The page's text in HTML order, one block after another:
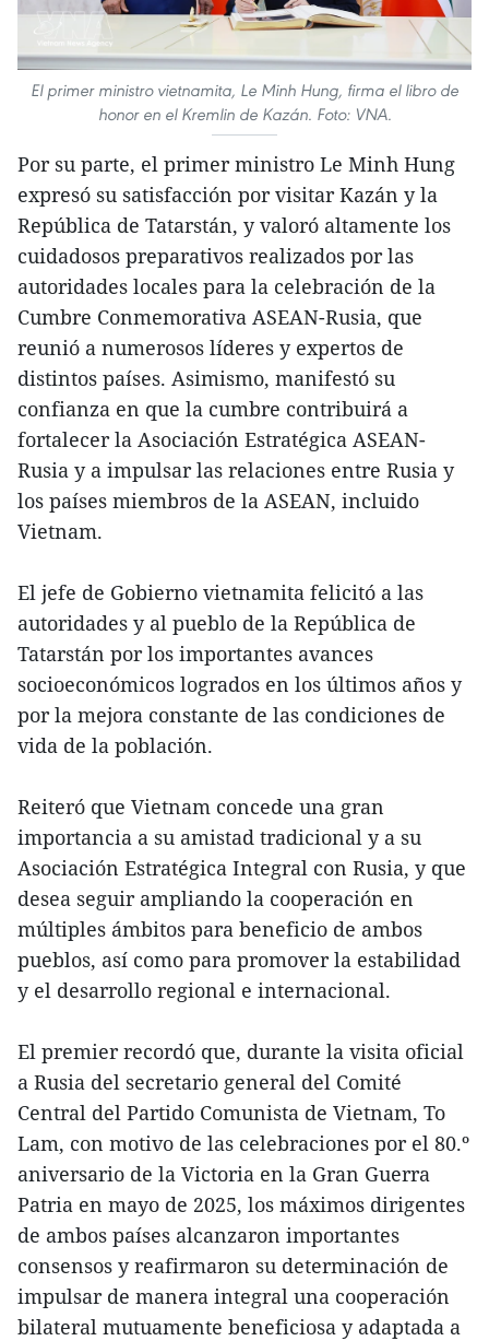
El primer ministro vietnamita, Le Minh Hung, firma el libro de
honor en el Kremlin de Kazán. Foto: VNA.
Por su parte, el primer ministro Le Minh Hung
expresó su satisfacción por visitar Kazán y la
República de Tatarstán, y valoró altamente los
cuidadosos preparativos realizados por las
autoridades locales para la celebración de la
Cumbre Conmemorativa ASEAN-Rusia, que
reunió a numerosos líderes y expertos de
distintos países. Asimismo, manifestó su
confianza en que la cumbre contribuirá a
fortalecer la Asociación Estratégica ASEAN-
Rusia y a impulsar las relaciones entre Rusia y
los países miembros de la ASEAN, incluido
Vietnam.
El jefe de Gobierno vietnamita felicitó a las
autoridades y al pueblo de la República de
Tatarstán por los importantes avances
socioeconómicos logrados en los últimos años y
por la mejora constante de las condiciones de
vida de la población.
Reiteró que Vietnam concede una gran
importancia a su amistad tradicional y a su
Asociación Estratégica Integral con Rusia, y que
desea seguir ampliando la cooperación en
múltiples ámbitos para beneficio de ambos
pueblos, así como para promover la estabilidad
y el desarrollo regional e internacional.
El premier recordó que, durante la visita oficial
a Rusia del secretario general del Comité
Central del Partido Comunista de Vietnam, To
Lam, con motivo de las celebraciones por el 80.º
aniversario de la Victoria en la Gran Guerra
Patria en mayo de 2025, los máximos dirigentes
de ambos países alcanzaron importantes
consensos y reafirmaron su determinación de
impulsar de manera integral una cooperación
bilateral mutuamente beneficiosa y adaptada a